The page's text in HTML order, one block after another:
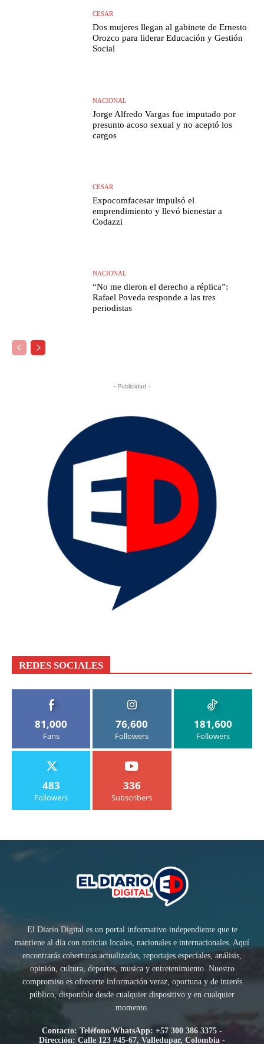
CESAR
Dos mujeres llegan al gabinete de Ernesto
Orozco para liderar Educación y Gestión
Social
NACIONAL
Jorge Alfredo Vargas fue imputado por
presunto acoso sexual y no aceptó los
cargos
CESAR
Expocomfacesar impulsó el
emprendimiento y llevó bienestar a
Codazzi
NACIONAL
“No me dieron el derecho a réplica”:
Rafael Poveda responde a las tres
periodistas
- Publicidad -
REDES SOCIALES
81,000
Fans
76,600
Followers
181,600
Followers
483
Followers
336
Subscribers
El Diario Digital es un portal informativo independiente que te
mantiene al día con noticias locales, nacionales e internacionales. Aquí
encontrarás coberturas actualizadas, reportajes especiales, análisis,
opinión, cultura, deportes, musica y entretenimiento. Nuestro
compromiso es ofrecerte información veraz, oportuna y de interés
público, disponible desde cualquier dispositivo y en cualquier
momento.
Contacto: Teléfono/WhatsApp: +57 300 386 3375 -
Dirección: Calle 123 #45-67, Valledupar, Colombia -